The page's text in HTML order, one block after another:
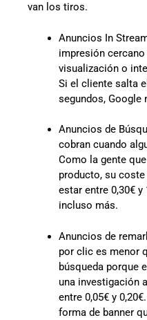
van los tiros.
Anuncios In
impresión
visualización o
Si el cliente salta
segundos, Google
Anuncios de
cobran cuando
Como la gente
producto, su
estar entre 0,30€ y
incluso más.
Anuncios de
por clic es menor
búsqueda porque
una investigación
entre 0,05€ y
forma de banner